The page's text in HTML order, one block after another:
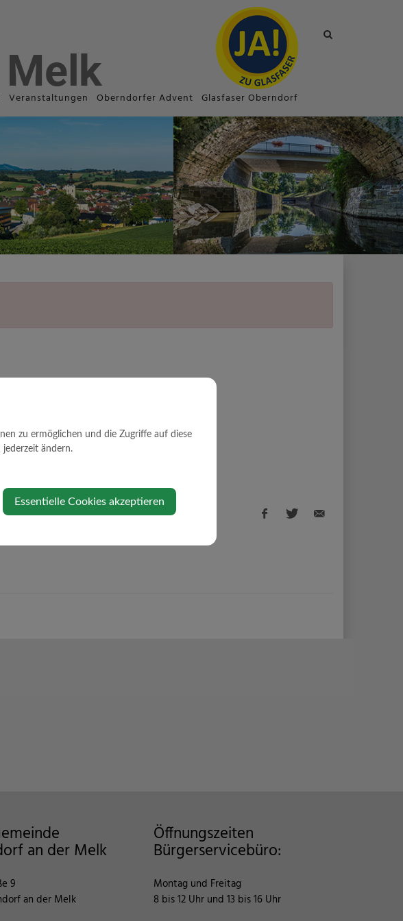
Site
Veranstaltungen Oberndorfer Advent Glasfaser Oberndorf
an der Melk
9
an der Melk
Öffnungszeiten
Bürgerservicebüro:
Montag und Freitag
8 bis 12 Uhr und 13 bis 16 Uhr
zu ermöglichen und die Zugriffe auf diese
jederzeit ändern.
Essentielle Cookies akzeptieren